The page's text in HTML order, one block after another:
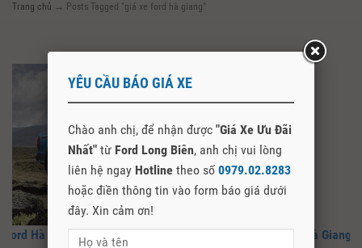
Trang chủ → Posts Tagged "giá xe ford hà giang"
Ford Hà Giang – Cập Nhật Giá Bán, Mua Bán Xe Ford Tại Hà Giang
YÊU CẦU BÁO GIÁ XE
Chào anh chị, để nhận được "Giá Xe Ưu Đãi
Nhất" từ Ford Long Biên, anh chị vui lòng
liên hệ ngay Hotline theo số 0979.02.8283
hoặc điền thông tin vào form báo giá dưới
đây. Xin cảm ơn!